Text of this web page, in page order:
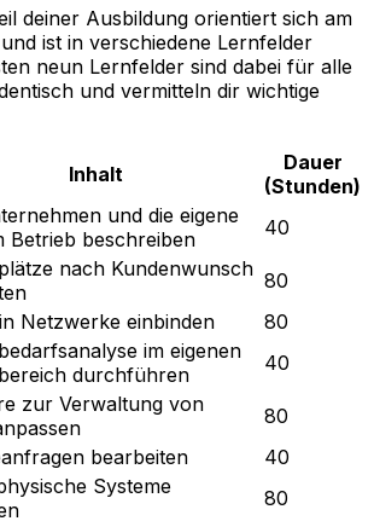
deiner Ausbildung orientiert sich am
ist in verschiedene Lernfelder
neun Lernfelder sind dabei für alle
und vermitteln dir wichtige
Inhalt
Dauer
(Stunden)
und die eigene
Betrieb beschreiben
40
nach Kundenwunsch 80
Netzwerke einbinden
80
im eigenen
durchführen
40
zur Verwaltung von
80
bearbeiten
40
Systeme
80